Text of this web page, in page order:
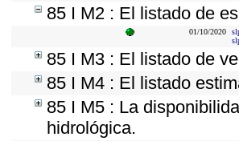
85 I M2 : El listado de
01/10/2020
85 I M3 : El listado de
85 I M4 : El listado
85 I M5 : La
hidrológica.